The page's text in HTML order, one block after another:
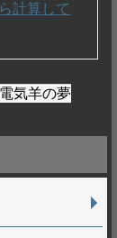
計算して
気羊の夢